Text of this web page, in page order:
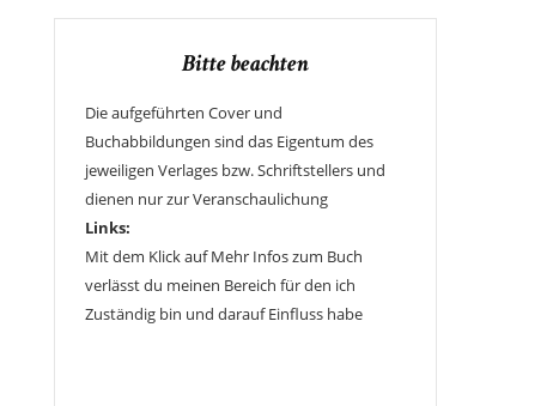
Bitte beachten
Die aufgeführten Cover und
Buchabbildungen sind das Eigentum des
jeweiligen Verlages bzw. Schriftstellers und
dienen nur zur Veranschaulichung
Links:
Mit dem Klick auf Mehr Infos zum Buch
verlässt du meinen Bereich für den ich
Zuständig bin und darauf Einfluss habe